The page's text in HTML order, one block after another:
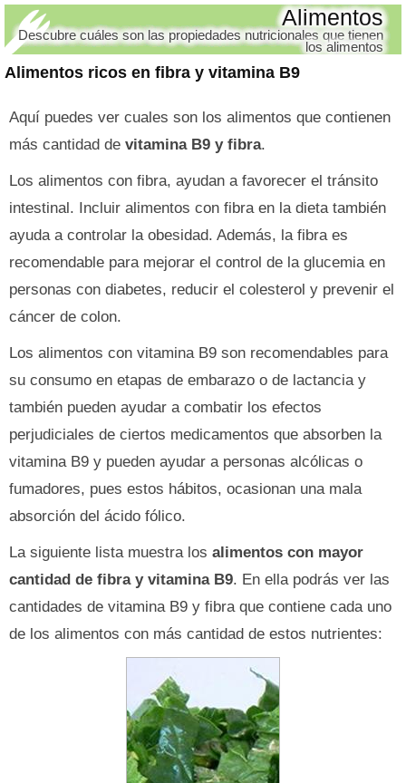
Alimentos ricos en fibra y vitamina B9
Alimentos
Descubre cuáles son las propiedades nutricionales que tienen
los alimentos
Aquí puedes ver cuales son los alimentos que contienen
más cantidad de vitamina B9 y fibra.
Los alimentos con fibra, ayudan a favorecer el tránsito
intestinal. Incluir alimentos con fibra en la dieta también
ayuda a controlar la obesidad. Además, la fibra es
recomendable para mejorar el control de la glucemia en
personas con diabetes, reducir el colesterol y prevenir el
cáncer de colon.
Los alimentos con vitamina B9 son recomendables para
su consumo en etapas de embarazo o de lactancia y
también pueden ayudar a combatir los efectos
perjudiciales de ciertos medicamentos que absorben la
vitamina B9 y pueden ayudar a personas alcólicas o
fumadores, pues estos hábitos, ocasionan una mala
absorción del ácido fólico.
La siguiente lista muestra los alimentos con mayor
cantidad de fibra y vitamina B9. En ella podrás ver las
cantidades de vitamina B9 y fibra que contiene cada uno
de los alimentos con más cantidad de estos nutrientes: